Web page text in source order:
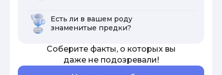
Есть ли в вашем роду
знаменитые предки?
Соберите факты, о которых вы
даже не подозревали!